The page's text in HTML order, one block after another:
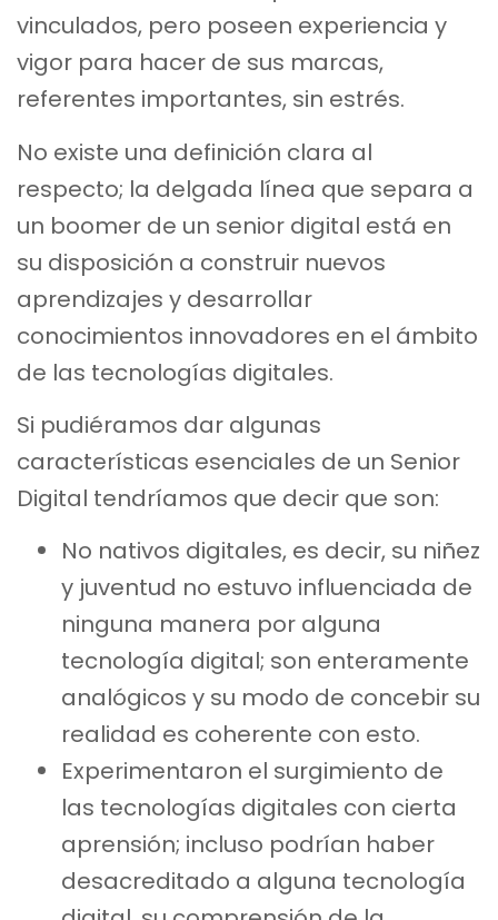
vinculados, pero poseen experiencia y
vigor para hacer de sus marcas,
referentes importantes, sin estrés.
No existe una definición clara al
respecto; la delgada línea que separa a
un boomer de un senior digital está en
su disposición a construir nuevos
aprendizajes y desarrollar
conocimientos innovadores en el ámbito
de las tecnologías digitales.
Si pudiéramos dar algunas
características esenciales de un Senior
Digital tendríamos que decir que son:
No nativos digitales, es decir, su niñez
y juventud no estuvo influenciada de
ninguna manera por alguna
tecnología digital; son enteramente
analógicos y su modo de concebir su
realidad es coherente con esto.
Experimentaron el surgimiento de
las tecnologías digitales con cierta
aprensión; incluso podrían haber
desacreditado a alguna tecnología